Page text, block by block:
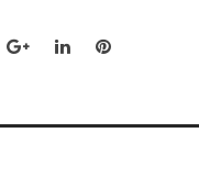
Google+LinkedInPinterest